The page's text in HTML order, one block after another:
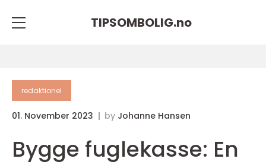
TIPSOMBOLIG.no
redaktionel
01. November 2023 by Johanne Hansen
Bygge fuglekasse: En